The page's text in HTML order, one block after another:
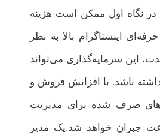
در نگاه اول ممکن است هزینه
اینستاگرام بالا به نظر
این سرمایه‌گذاری می‌تواند
داشته باشد. با افزایش فروش و
صرف شده برای مدیریت
جبران خواهد شد.یک مدیر